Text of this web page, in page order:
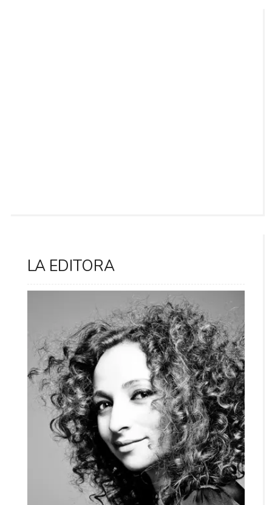
LA EDITORA